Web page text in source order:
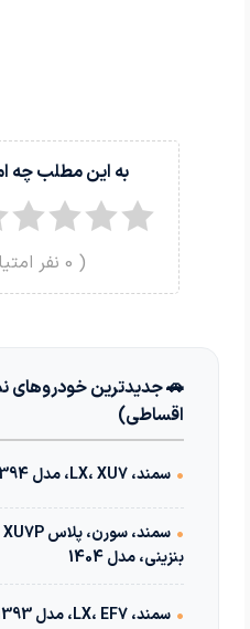
به این مطلب چه
(
0 نفر
🚗 جدیدترین خودروهای
اقساطی)
• سمند، LX، XU7، مدل 1394
•
سمند، سورن، پلاس XU7P
بنزینی، مدل 1404
• سمند، LX، EF7، مدل 1393